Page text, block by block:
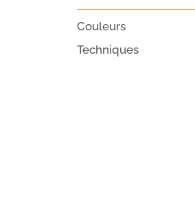
Couleurs
Techniques